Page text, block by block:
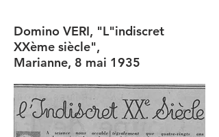
Domino VERI, "L"indiscret
XXème siècle",
Marianne, 8 mai 1935